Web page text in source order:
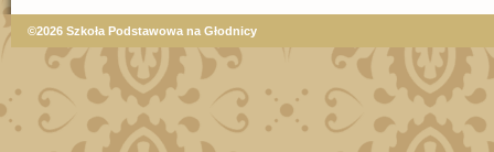
©2026 Szkoła Podstawowa na Głodnicy